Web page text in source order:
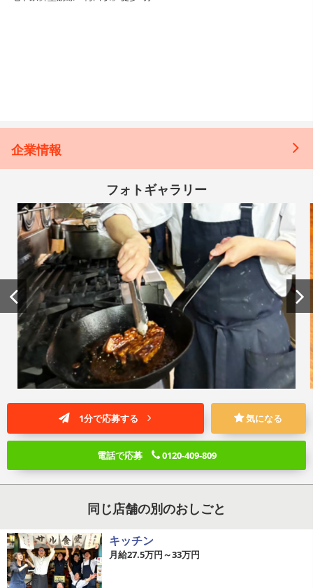
企業情報
フォトギャラリー
1分で応募する 気になる
電話で応募 0120-409-809
同じ店舗の別のおしごと
キッチン
月給27.5万円～33万円